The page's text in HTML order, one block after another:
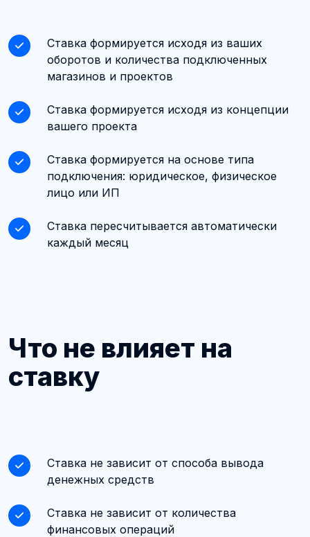
Ставка формируется исходя из ваших
оборотов и количества подключенных
магазинов и проектов
Ставка формируется исходя из концепции
вашего проекта
Ставка формируется на основе типа
подключения: юридическое, физическое
лицо или ИП
Ставка пересчитывается автоматически
каждый месяц
Что не влияет на
ставку
Ставка не зависит от способа вывода
денежных средств
Ставка не зависит от количества
финансовых операций